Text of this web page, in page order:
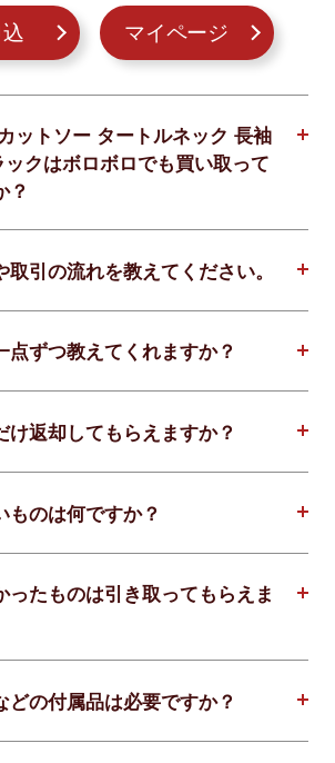
マイページ
ットソー タートルネック 長袖
クはボロボロでも買い取って
？
取引の流れを教えてください。
点ずつ教えてくれますか？
け返却してもらえますか？
ものは何ですか？
ったものは引き取ってもらえま
どの付属品は必要ですか？